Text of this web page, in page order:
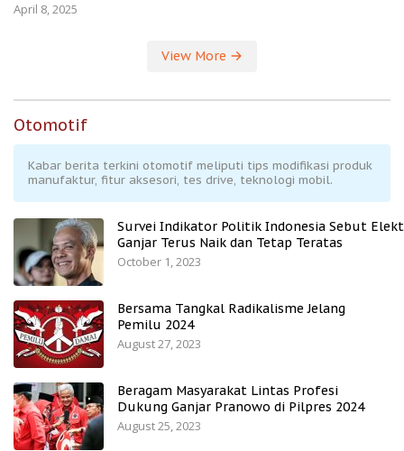
April 8, 2025
View More
Otomotif
Kabar berita terkini otomotif meliputi tips modifikasi produk
manufaktur, fitur aksesori, tes drive, teknologi mobil.
Survei Indikator Politik Indonesia Sebut
Ganjar Terus Naik dan Tetap Teratas
October 1, 2023
Bersama Tangkal Radikalisme Jelang
Pemilu 2024
August 27, 2023
Beragam Masyarakat Lintas Profesi
Dukung Ganjar Pranowo di Pilpres 2024
August 25, 2023